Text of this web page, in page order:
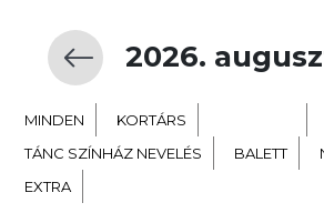
2026.
MINDEN KORTÁRS
TÁNC SZÍNHÁZ NEVELÉS
BALETT
EXTRA